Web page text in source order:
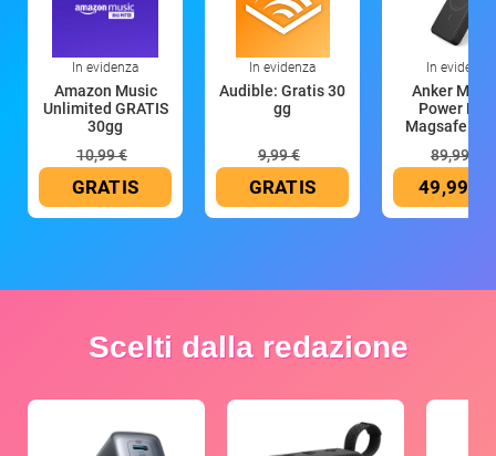
In evidenza
Amazon Music
Unlimited GRATIS
30gg
10,99 €
GRATIS
In evidenza
Audible: Gratis 30
gg
9,99 €
GRATIS
In evidenza
Anker
Power
Magsafe
89,99 €
49,99 €
Scelti dalla redazione